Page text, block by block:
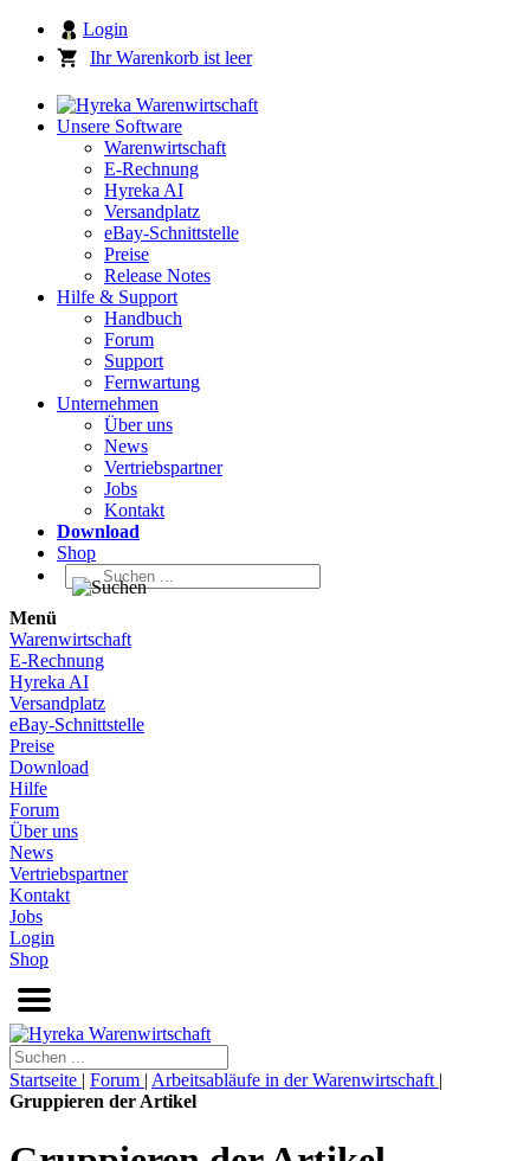
Login
Ihr Warenkorb ist leer
Unsere Software
Warenwirtschaft
E-Rechnung
Hyreka AI
Versandplatz
eBay-Schnittstelle
Preise
Release Notes
Hilfe & Support
Handbuch
Forum
Support
Fernwartung
Unternehmen
Über uns
News
Vertriebspartner
Jobs
Kontakt
Download
Shop
Menü
Warenwirtschaft
E-Rechnung
Hyreka AI
Versandplatz
eBay-Schnittstelle
Preise
Download
Hilfe
Forum
Über uns
News
Vertriebspartner
Kontakt
Jobs
Login
Shop
Startseite | Forum | Arbeitsabläufe in der Warenwirtschaft |
Gruppieren der Artikel